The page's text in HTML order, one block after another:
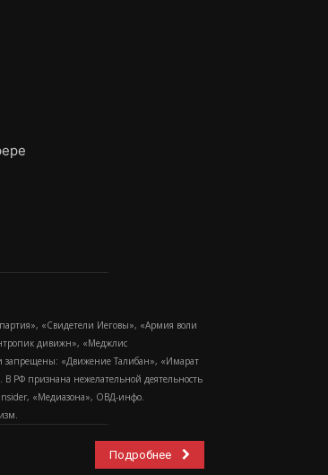
«Свидетели Иеговы», «Армия воли
дивижн», «Меджлис
и запрещены: «Движение Талибан», «Имарат
В РФ признана нежелательной деятельность
«Медиазона», ОВД-инфо.
Подробнее